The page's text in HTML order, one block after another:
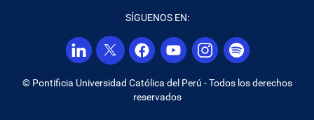
SÍGUENOS EN:
© Pontificia Universidad Católica del Perú - Todos los derechos
reservados